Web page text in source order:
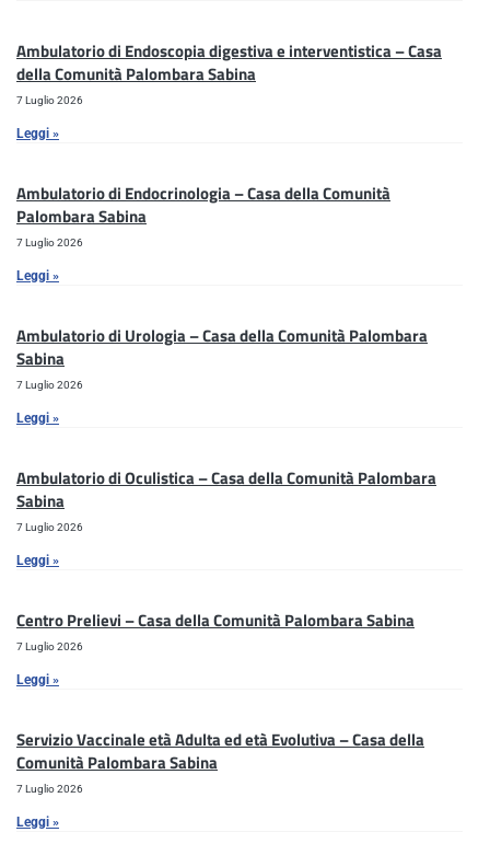
Ambulatorio di Endoscopia digestiva e interventistica – Casa
della Comunità Palombara Sabina
7 Luglio 2026
Leggi »
Ambulatorio di Endocrinologia – Casa della Comunità
Palombara Sabina
7 Luglio 2026
Leggi »
Ambulatorio di Urologia – Casa della Comunità Palombara
Sabina
7 Luglio 2026
Leggi »
Ambulatorio di Oculistica – Casa della Comunità Palombara
Sabina
7 Luglio 2026
Leggi »
Centro Prelievi – Casa della Comunità Palombara Sabina
7 Luglio 2026
Leggi »
Servizio Vaccinale età Adulta ed età Evolutiva – Casa della
Comunità Palombara Sabina
7 Luglio 2026
Leggi »